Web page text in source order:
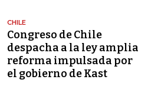
CHILE
Congreso de Chile
despacha a la ley amplia
reforma impulsada por
el gobierno de Kast